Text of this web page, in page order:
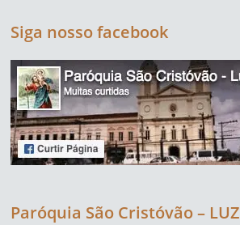
Siga nosso facebook
Paróquia São Cristóvão – LUZ